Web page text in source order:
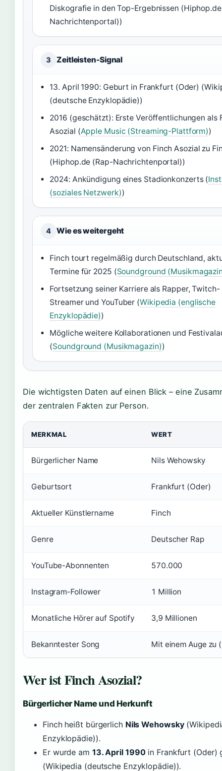
Diskografie in den Top-Ergebnissen
Nachrichtenportal))
3 Zeitleisten-Signal
13. April 1990: Geburt in Frankfurt (Oder)
(deutsche Enzyklopädie))
2016 (geschätzt): Erste Veröffentlichungen als
Asozial (Apple Music (Streaming-Plattform))
2021: Namensänderung von Finch Asozial zu
(Hiphop.de (Rap-Nachrichtenportal))
2024: Ankündigung eines Stadionkonzerts (
(soziales Netzwerk))
4 Wie es weitergeht
Finch tourt regelmäßig durch Deutschland,
Termine für 2025 (Soundground
Fortsetzung seiner Karriere als Rapper, Twitch-
Streamer und YouTuber (Wikipedia (englische
Enzyklopädie))
Mögliche weitere Kollaborationen und
(Soundground (Musikmagazin))
Die wichtigsten Daten auf einen Blick – eine
der zentralen Fakten zur Person.
MERKMAL WERT
Bürgerlicher Name Nils Wehowsky
Geburtsort Frankfurt (Oder)
Aktueller Künstlername Finch
Genre Deutscher Rap
YouTube-Abonnenten 570.000
Instagram-Follower 1 Million
Monatliche Hörer auf Spotify 3,9 Millionen
Bekanntester Song Mit einem Auge zu
Wer ist Finch Asozial?
Bürgerlicher Name und Herkunft
Finch heißt bürgerlich Nils Wehowsky
Enzyklopädie)).
Er wurde am 13. April 1990in Frankfurt (Oder)
(Wikipedia (deutsche Enzyklopädie)).